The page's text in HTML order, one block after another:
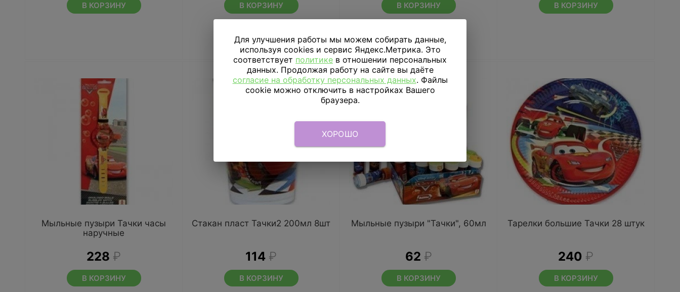
В КОРЗИНУ В КОРЗИНУ В КОРЗИНУ В КОРЗИНУ
Мыльные пузыри Тачки часы
наручные
228 ₽
В КОРЗИНУ
Стакан пласт Тачки2 200мл 8шт
114 ₽
В КОРЗИНУ
Мыльные пузыри "Тачки", 60мл
62 ₽
В КОРЗИНУ
Тарелки большие Тачки 28 штук
240 ₽
В КОРЗИНУ
Для улучшения работы мы можем собирать данные,
используя cookies и сервис Яндекс.Метрика. Это
соответствует политике в отношении персональных
данных. Продолжая работу на сайте вы даёте
согласие на обработку персональных данных. Файлы
cookie можно отключить в настройках Вашего
браузера.
ХОРОШО